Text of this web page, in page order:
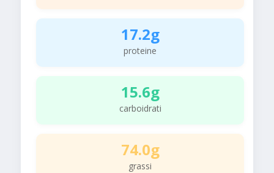
17.2g
proteine
15.6g
carboidrati
74.0g
grassi